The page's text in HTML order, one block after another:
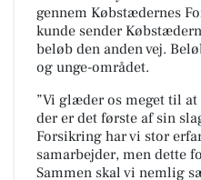
gennem Købstædernes
kunde sender
beløb den anden vej.
og unge-området.
”Vi glæder os meget til at
der er det første af sin
Forsikring har vi stor
samarbejder, men dette
Sammen skal vi nemlig